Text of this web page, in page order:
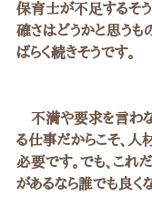
保育士が不足するそ
確さはどうかと思う
ばらく続きそうです。
不満や要求を言わ
る仕事だからこそ、
必要です。でも、これ
があるなら誰でも良く